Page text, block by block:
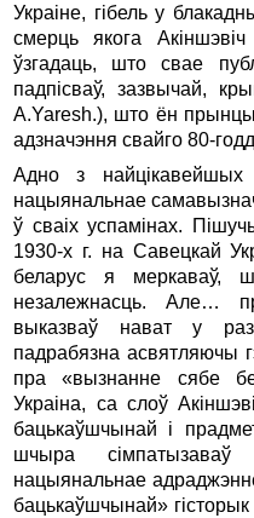
Украіне, гібель у
смерць якога
ўзгадаць, што свае
падпісваў, зазвычай,
A.Yaresh.), што ён
адзначэння свайго 80-
Адно з
нацыянальнае
ў сваіх успамінах.
1930-х г. на Савецкай
беларус я меркаваў,
незалежнасць. Але…
выказваў нават у
падрабязна асвятляючы
пра «вызнанне сябе
Украіна, са слоў
бацькаўшчынай і
шчыра сімпатызаваў
нацыянальнае
бацькаўшчынай»